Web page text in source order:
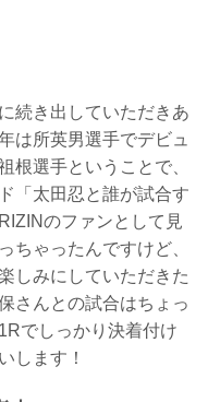
続き出していただきあ
は所英男選手でデビュ
根選手ということで、
「太田忍と誰が試合す
のファンとして見
ちゃったんですけど、
しみにしていただきた
さんとの試合はちょっ
でしっかり決着付け
します！